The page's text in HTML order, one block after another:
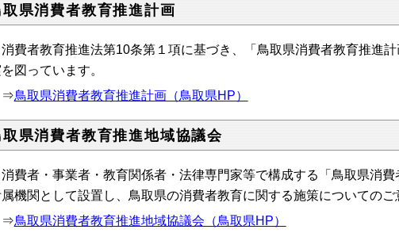
取県消費者教育推進計画
費者教育推進法第10条第１項に基づき、「鳥取県消費者教育推進
図っています。
鳥取県消費者教育推進計画（鳥取県HP）
取県消費者教育推進地域協議会
費者・事業者・教育関係者・法律専門家等で構成する「鳥取県消
属機関として設置し、鳥取県の消費者教育に関する施策についてのご
鳥取県消費者教育推進地域協議会（鳥取県HP）